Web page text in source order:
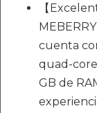
【
cuenta
quad-core
GB de